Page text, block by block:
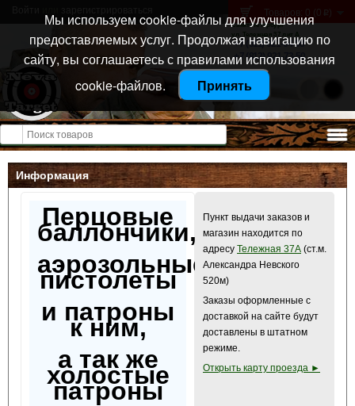
Санкт-Петербург
ул. Тележная 37 лит А
+7 (911) 021-04-08
+7 (812) 921-73-50
Товаров: 0 (0 p )
Открыть меню
Информация
Перцовые
баллончики,
аэрозольные
пистолеты
и патроны
к ним,
а так же
холостые
патроны
Пункт выдачи заказов и
магазин находится по
адресу Тележная 37А (ст.м.
Александра Невского
520м)
Заказы оформленные с
доставкой на сайте будут
доставлены в штатном
режиме.
Открыть карту проезда ►
Мы используем cookie-файлы для улучшения
предоставляемых услуг. Продолжая навигацию по
сайту, вы соглашаетесь с правилами использования
cookie-файлов.
Принять